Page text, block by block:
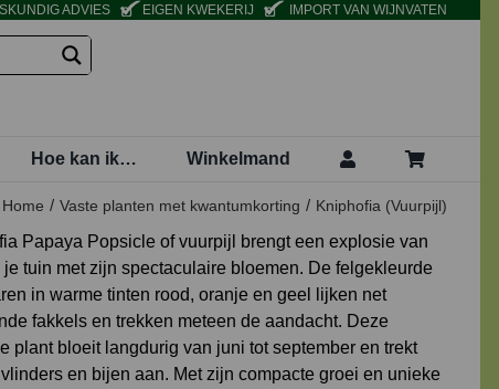
ADVIES EIGEN KWEKERIJ IMPORT VAN WIJNVATEN
Hoe kan ik… Winkelmand
Home Vaste planten met kwantumkorting Kniphofia (Vuurpijl)
Papaya Popsicle of vuurpijl brengt een explosie van
je tuin met zijn spectaculaire bloemen. De felgekleurde
in warme tinten rood, oranje en geel lijken net
fakkels en trekken meteen de aandacht. Deze
plant bloeit langdurig van juni tot september en trekt
en bijen aan. Met zijn compacte groei en unieke